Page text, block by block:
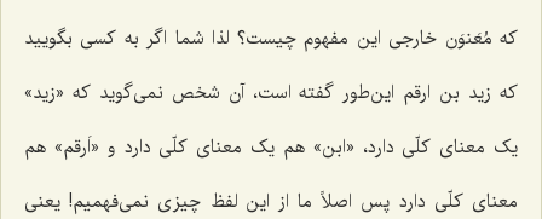
که مُعَنوَن خارجی این مفهوم چیست؟ لذا شما اگر به کسی بگویید
که زید بن ارقم این‌طور گفته است، آن شخص نمی‌گوید که «زید»
یک معنای کلّی دارد، «ابن» هم یک معنای کلّی دارد و «اَرقم» هم
معنای کلّی دارد پس اصلاً ما از این لفظ چیزی نمی‌فهمیم! یعنی